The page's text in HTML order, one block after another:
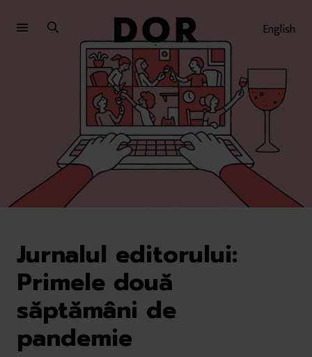
English
Jurnalul editorului:
Primele două
săptămâni de
pandemie